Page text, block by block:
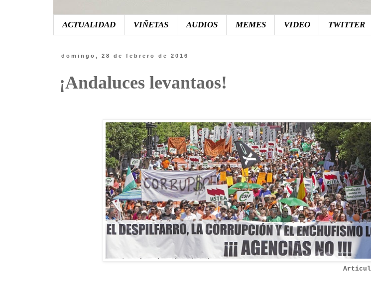
ACTUALIDAD VIÑETAS AUDIOS MEMES VIDEO TWITTER
domingo, 28 de febrero de 2016
¡Andaluces levantaos!